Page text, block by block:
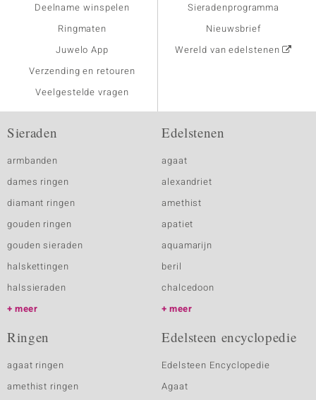
Deelname winspelen
Ringmaten
Juwelo App
Verzending en retouren
Veelgestelde vragen
Sieradenprogramma
Nieuwsbrief
Wereld van edelstenen
Sieraden
armbanden
dames ringen
diamant ringen
gouden ringen
gouden sieraden
halskettingen
halssieraden
meer
Edelstenen
agaat
alexandriet
amethist
apatiet
aquamarijn
beril
chalcedoon
meer
Ringen
agaat ringen
amethist ringen
Edelsteen encyclopedie
Edelsteen Encyclopedie
Agaat